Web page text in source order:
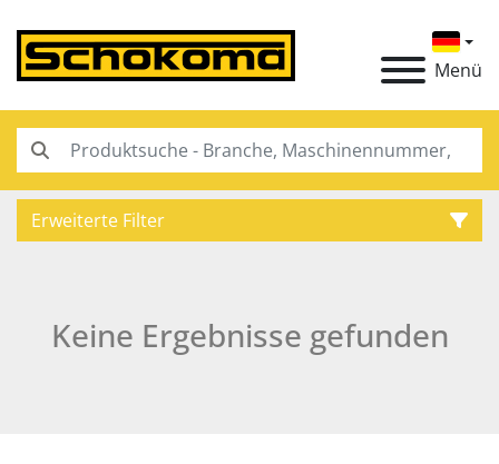
Menü
Erweiterte Filter
Hersteller
Keine Ergebnisse gefunden